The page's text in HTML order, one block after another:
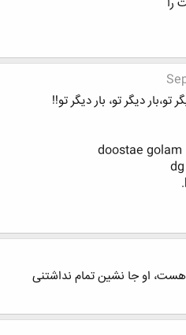
تو،بار دیگر تو، بار دیگر تو!!
doostae
هست، او جا نشین تمام نداشتنی